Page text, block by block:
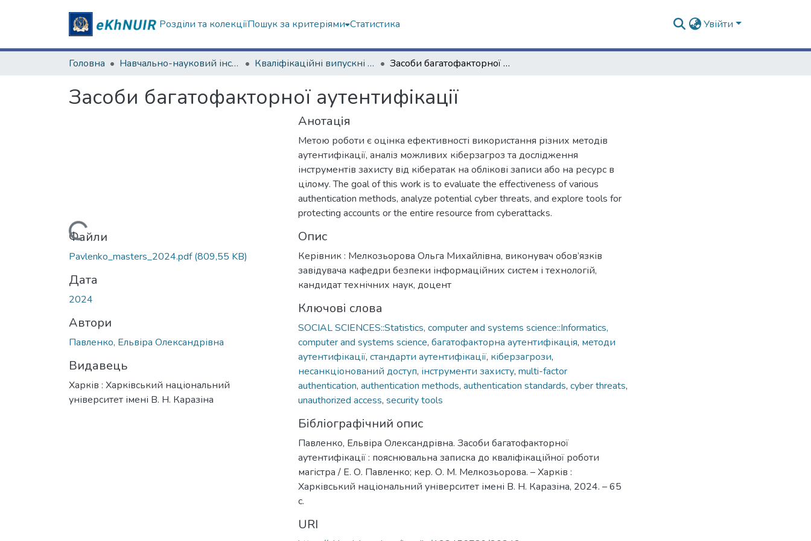
Розділи та колекціїПошук за критеріями Статистика Увійти
Головна Навчально-науковий інститут комп'ютерних наук та штучного інтелекту Кваліфікаційні випускні роботи магістрів. Навчально-науковий інститут комп'ютерних наук та штучного інтелекту Засоби багатофакторної аутентифікації
Засоби багатофакторної аутентифікації
Вантажиться...
Файли
Pavlenko_masters_2024.pdf(809,55 KB)
Дата
2024
Автори
Павленко, Ельвіра Олександрівна
Видавець
Харків : Харківський національний
університет імені В. Н. Каразіна
Анотація
Метою роботи є оцінка ефективності використання різних методів
аутентифікації, аналіз можливих кіберзагроз та дослідження
інструментів захисту від кібератак на облікові записи або на ресурс в
цілому. The goal of this work is to evaluate the effectiveness of various
authentication methods, analyze potential cyber threats, and explore tools for
protecting accounts or the entire resource from cyberattacks.
Опис
Керівник : Мелкозьорова Ольга Михайлівна, виконувач обов’язків
завідувача кафедри безпеки інформаційних систем і технологій,
кандидат технічних наук, доцент
Ключові слова
SOCIAL SCIENCES::Statistics, computer and systems science::Informatics,
computer and systems science, багатофакторна аутентифікація, методи
аутентифікації, стандарти аутентифікації, кіберзагрози,
несанкціонований доступ, інструменти захисту, multi-factor
authentication, authentication methods, authentication standards, cyber threats,
unauthorized access, security tools
Бібліографічний опис
Павленко, Ельвіра Олександрівна. Засоби багатофакторної
аутентифікації : пояснювальна записка до кваліфікаційної роботи
магістра / Е. О. Павленко; кер. О. М. Мелкозьорова. – Харків :
Харківський національний університет імені В. Н. Каразіна, 2024. – 65
с.
URI